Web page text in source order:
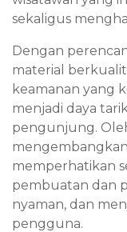
sekaligus
Dengan
material
keamanan yang
menjadi daya
pengunjung.
memperhatikan
pembuatan dan
nyaman, dan
pengguna.